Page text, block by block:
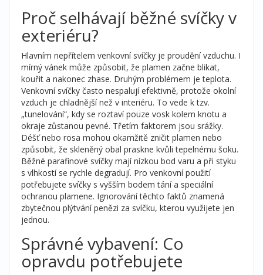
Proč selhávají běžné svíčky v
exteriéru?
Hlavním nepřítelem venkovní svíčky je proudění vzduchu. I
mírný vánek může způsobit, že plamen začne blikat,
kouřit a nakonec zhase. Druhým problémem je teplota.
Venkovní svíčky často nespalují efektivně, protože okolní
vzduch je chladnější než v interiéru. To vede k tzv.
„tunelování“, kdy se roztaví pouze vosk kolem knotu a
okraje zůstanou pevné. Třetím faktorem jsou srážky.
Déšť nebo rosa mohou okamžitě zničit plamen nebo
způsobit, že skleněný obal praskne kvůli tepelnému šoku.
Běžné parafinové svíčky mají nízkou bod varu a při styku
s vlhkostí se rychle degradují. Pro venkovní použití
potřebujete svíčky s vyšším bodem tání a speciální
ochranou plamene. Ignorování těchto faktů znamená
zbytečnou plýtvání penězi za svíčku, kterou využijete jen
jednou.
Správné vybavení: Co
opravdu potřebujete